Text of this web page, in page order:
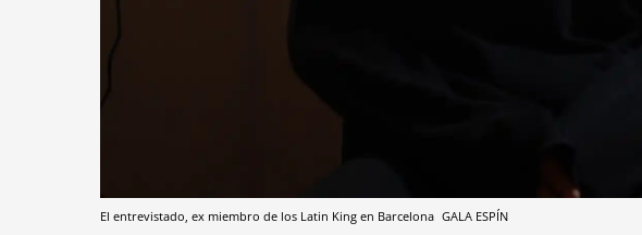
El entrevistado, ex miembro de los Latin King en Barcelona GALA ESPÍN